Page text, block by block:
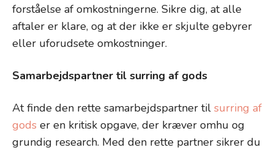
forståelse af omkostningerne. Sikre dig, at alle
aftaler er klare, og at der ikke er skjulte gebyrer
eller uforudsete omkostninger.
Samarbejdspartner til surring af gods
At finde den rette samarbejdspartner til surring af
gods er en kritisk opgave, der kræver omhu og
grundig research. Med den rette partner sikrer du